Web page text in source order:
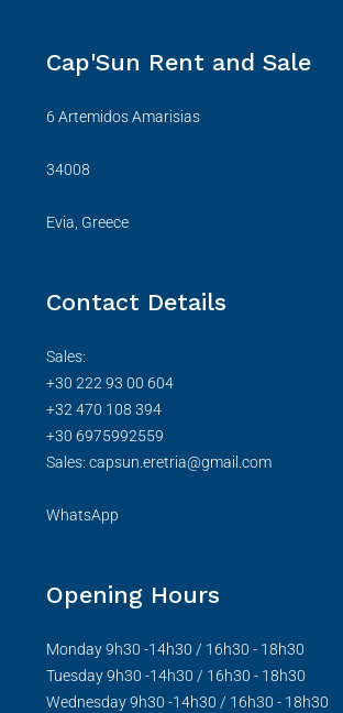
Cap'Sun Rent and Sale
6 Artemidos Amarisias
34008
Evia, Greece
Contact Details
Sales:
+30 222 93 00 604
+32 470 108 394
+30 6975992559
Sales: capsun.eretria@gmail.com
WhatsApp
Opening Hours
Monday 9h30 -14h30 / 16h30 - 18h30
Tuesday 9h30 -14h30 / 16h30 - 18h30
Wednesday 9h30 -14h30 / 16h30 - 18h30